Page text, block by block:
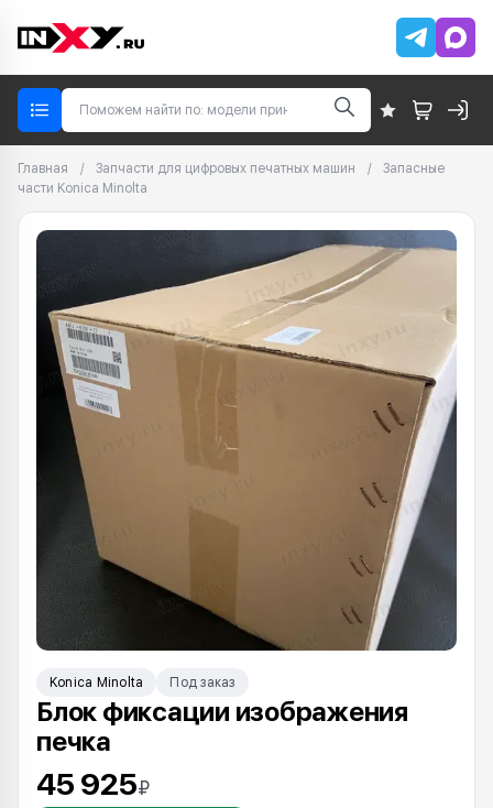
Главная / Запчасти для цифровых печатных машин /
Запасные
части Konica Minolta
Konica Minolta Под заказ
Блок фиксации изображения
печка
45 925₽